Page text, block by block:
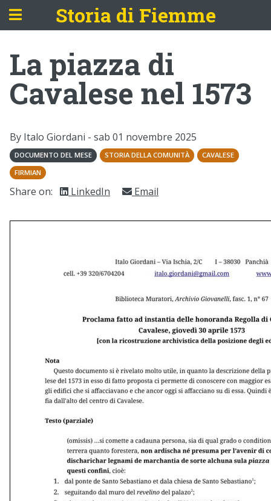
Storia di Fiemme
La piazza di
Cavalese nel 1573
By Italo Giordani - sab 01 novembre 2025
DOCUMENTO DEL MESE STORIA DELLA COMUNITÀ
CAVALESE
FIRMIAN
Share on: LinkedIn Email